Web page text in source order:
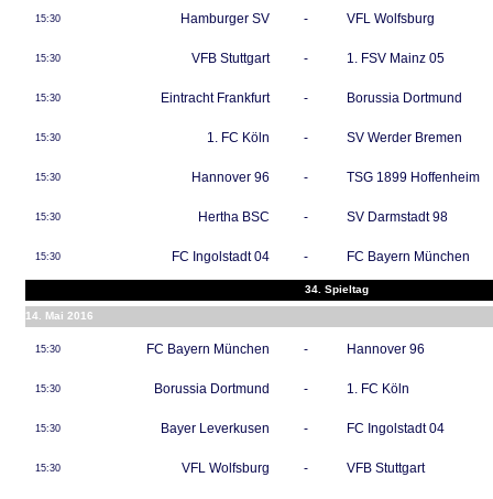
15:30 Hamburger SV - VFL Wolfsburg
15:30 VFB Stuttgart - 1. FSV Mainz 05
15:30 Eintracht Frankfurt - Borussia Dortmund
15:30 1. FC Köln - SV Werder Bremen
15:30 Hannover 96 - TSG 1899 Hoffenheim
15:30 Hertha BSC - SV Darmstadt 98
15:30 FC Ingolstadt 04 - FC Bayern München
34. Spieltag
14. Mai 2016
15:30 FC Bayern München - Hannover 96
15:30 Borussia Dortmund - 1. FC Köln
15:30 Bayer Leverkusen - FC Ingolstadt 04
15:30 VFL Wolfsburg - VFB Stuttgart